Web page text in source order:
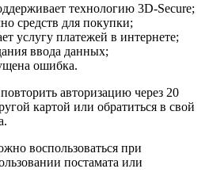
технологию 3D-Secure;
средств для покупки;
услугу платежей в интернете;
ввода данных;
ошибка.
авторизацию через 20
картой или обратиться в свой
воспользоваться при
постамата или